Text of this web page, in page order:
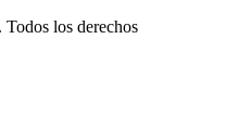
los derechos